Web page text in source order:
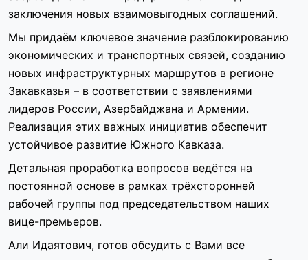
заключения новых взаимовыгодных соглашений.
Мы придаём ключевое значение разблокированию
экономических и транспортных связей, созданию
новых инфраструктурных маршрутов в регионе
Закавказья – в соответствии с заявлениями
лидеров России, Азербайджана и Армении.
Реализация этих важных инициатив обеспечит
устойчивое развитие Южного Кавказа.
Детальная проработка вопросов ведётся на
постоянной основе в рамках трёхсторонней
рабочей группы под председательством наших
вице-премьеров.
Али Идаятович, готов обсудить с Вами все